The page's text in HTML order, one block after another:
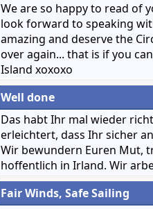
We are so happy to read of
look forward to speaking
amazing and deserve the
over again... that is if you
Island xoxoxo
Well done
Das habt Ihr mal wieder
erleichtert, dass Ihr sicher
Wir bewundern Euren Mut,
hoffentlich in Irland. Wir
Fair Winds, Safe Sailing